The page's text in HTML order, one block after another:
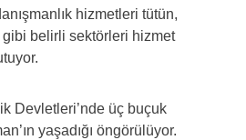
hizmetleri tütün,
belirli sektörleri hizmet
Devletleri’nde üç buçuk
yaşadığı öngörülüyor.